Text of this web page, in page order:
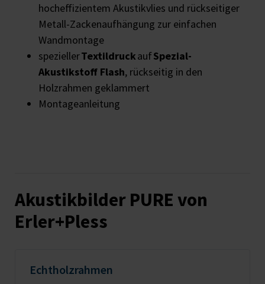
hocheffizientem Akustikvlies und rückseitiger
Metall-Zackenaufhängung zur einfachen
Wandmontage
speziellerTextildruckaufSpezial-
Akustikstoff Flash, rückseitig in den
Holzrahmen geklammert
Montageanleitung
Akustikbilder PURE von
Erler+Pless
Echtholzrahmen